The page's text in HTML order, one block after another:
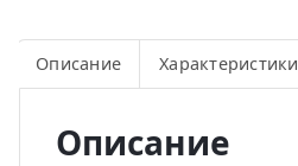
Описание Характеристики
Описание